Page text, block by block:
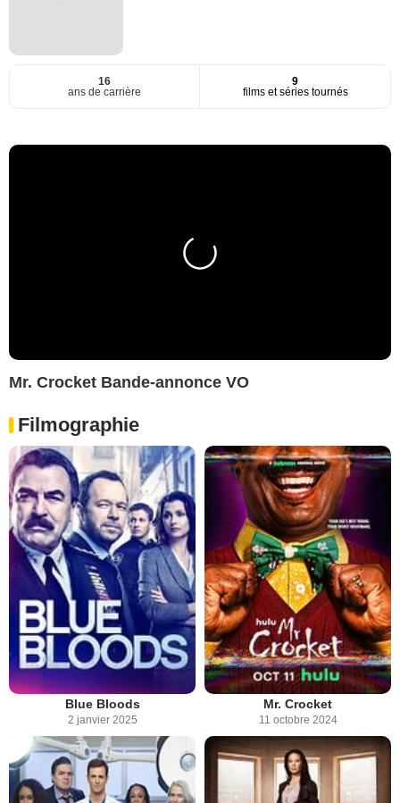
16
ans de carrière
9
films et séries tournés
Mr. Crocket Bande-annonce VO
Filmographie
Blue Bloods
2 janvier 2025
Mr. Crocket
11 octobre 2024